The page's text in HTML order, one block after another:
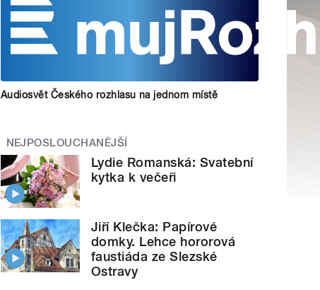
Audiosvět Českého rozhlasu na jednom místě
NEJPOSLOUCHANĚJŠÍ
Lydie Romanská: Svatební
kytka k večeři
Jiří Klečka: Papírové
domky. Lehce hororová
faustiáda ze Slezské
Ostravy